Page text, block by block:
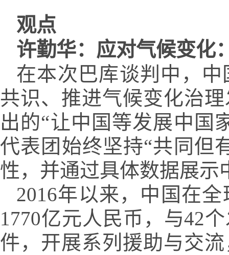
观点
许勤华：应对气候变化
在本次巴库谈判中，
共识、推进气候变化治
出的“让中国等发展中国
代表团始终坚持“共同但
性，并通过具体数据展示
2016年以来，中国在
1770亿元人民币，与42
件，开展系列援助与交